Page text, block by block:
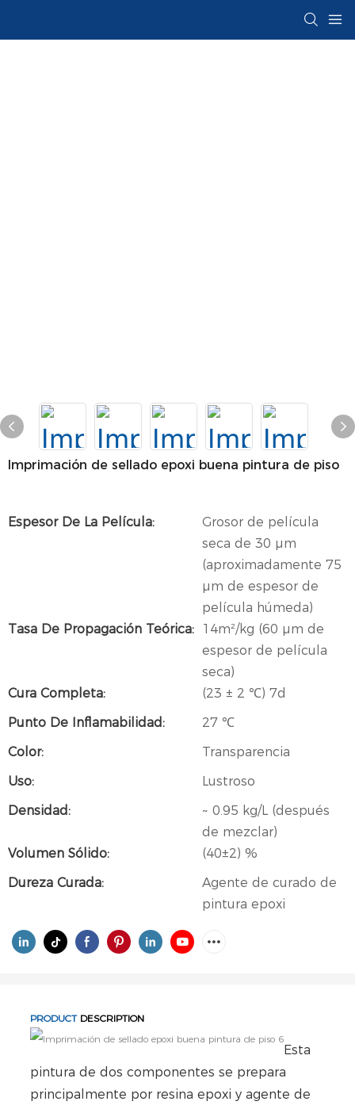
Imprimación de sellado epoxi buena pintura de piso
Espesor De La Película:
Grosor de película
seca de 30 µm
(aproximadamente 75
µm de espesor de
película húmeda)
Tasa De Propagación Teórica:
14m²/kg (60 µm de
espesor de película
seca)
Cura Completa:
(23 ± 2 ℃) 7d
Punto De Inflamabilidad:
27 ℃
Color:
Transparencia
Uso:
Lustroso
Densidad:
~ 0.95 kg/L (después
de mezclar)
Volumen Sólido:
(40±2) %
Dureza Curada:
Agente de curado de
pintura epoxi
PRODUCT DESCRIPTION
Esta
pintura de dos componentes se prepara
principalmente por resina epoxi y agente de